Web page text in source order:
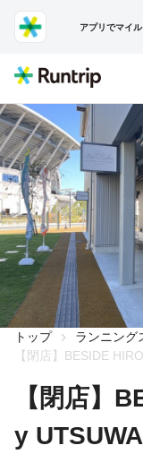
アプリでマイ
トップ ランニング
【閉店】BESIDE
【閉店】
y UTSUWA